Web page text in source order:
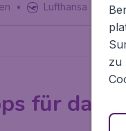
• Lufthansa
für das
zu